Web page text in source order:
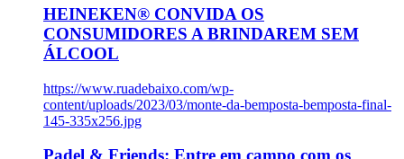
HEINEKEN® CONVIDA OS
CONSUMIDORES A BRINDAREM SEM
ÁLCOOL
https://www.ruadebaixo.com/wp-
content/uploads/2023/03/monte-da-bemposta-bemposta-final-
145-335x256.jpg
Padel & Friends: Entre em campo com os